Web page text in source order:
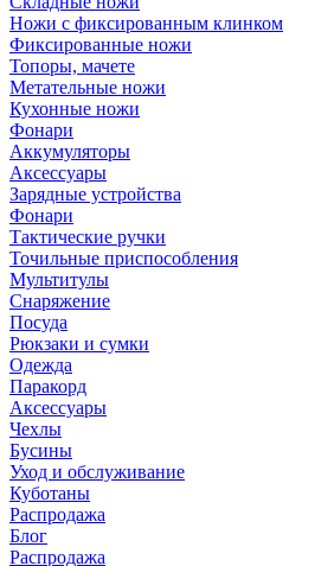
Ножи с фиксированным клинком
Фиксированные ножи
Топоры, мачете
Метательные ножи
Кухонные ножи
Фонари
Аккумуляторы
Аксессуары
Зарядные устройства
Фонари
Тактические ручки
Точильные приспособления
Мультитулы
Снаряжение
Посуда
Рюкзаки и сумки
Одежда
Паракорд
Аксессуары
Чехлы
Бусины
Уход и обслуживание
Куботаны
Распродажа
Блог
Распродажа